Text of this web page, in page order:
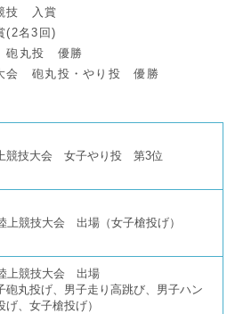
技 入賞
名3回)
砲丸投 優勝
会 砲丸投・やり投 優勝
競技大会 女子やり投 第3位
上競技大会 出場（女子槍投げ）
上競技大会 出場
砲丸投げ、男子走り高跳び、男子ハン
、女子槍投げ）